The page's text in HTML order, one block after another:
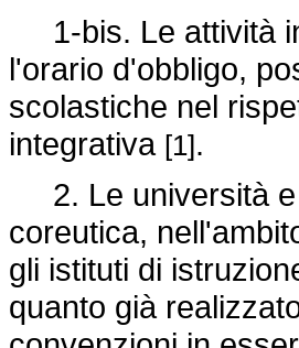
1-bis. Le attività
l'orario d'obbligo,
scolastiche nel
integrativa [1].
2. Le università e
coreutica,
gli istituti di
quanto già